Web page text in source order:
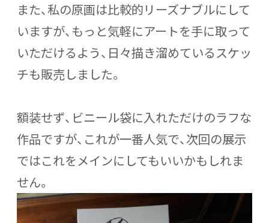
また、私の原画は比較的リーズナブルにして
いますが、もっと気軽にアートを手に取って
いただけるよう、日々描き溜めているスケッ
チも販売しました。
額装せず、ビニール袋に入れただけのラフな
作品ですが、これが一番人気で、次回の展示
ではこれをメインにしてもいいかもしれま
せん。